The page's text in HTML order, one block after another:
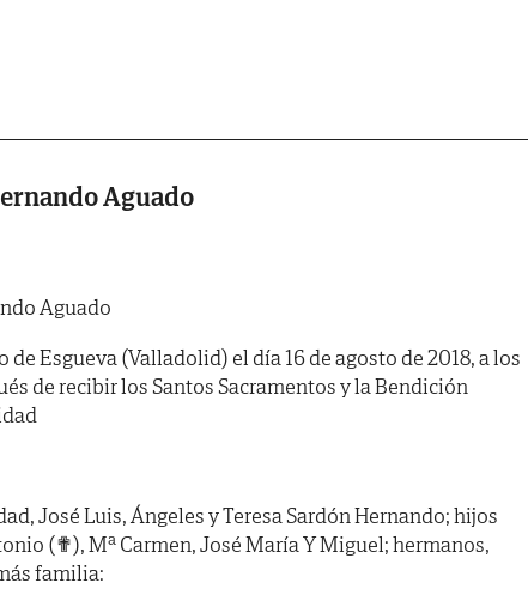
Aguado
Aguado
de Esgueva (Valladolid) el día 16 de agosto de 2018, a los
de recibir los Santos Sacramentos y la Bendición
José Luis, Ángeles y Teresa Sardón Hernando; hijos
(✟), Mª Carmen, José María Y Miguel; hermanos,
familia: